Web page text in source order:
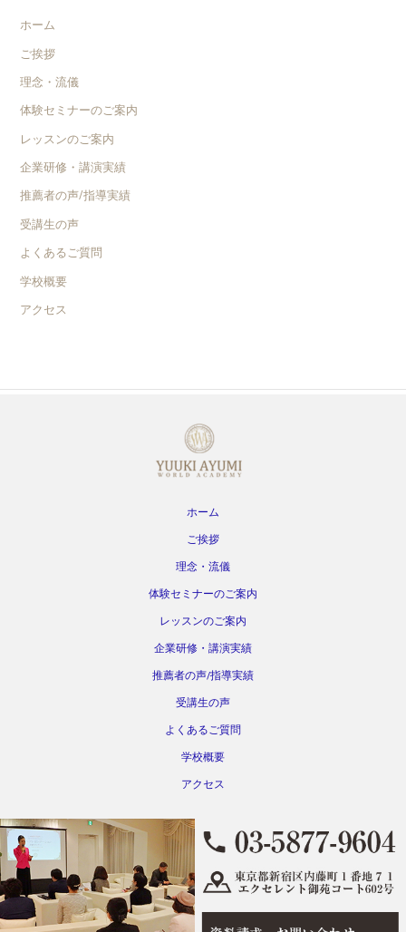
ホーム
ご挨拶
理念・流儀
体験セミナーのご案内
レッスンのご案内
企業研修・講演実績
推薦者の声/指導実績
受講生の声
よくあるご質問
学校概要
アクセス
ホーム
ご挨拶
理念・流儀
体験セミナーのご案内
レッスンのご案内
企業研修・講演実績
推薦者の声/指導実績
受講生の声
よくあるご質問
学校概要
アクセス